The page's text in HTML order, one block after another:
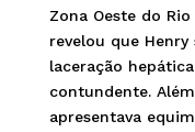
Zona Oeste do
revelou que
laceração
contundente.
apresentava